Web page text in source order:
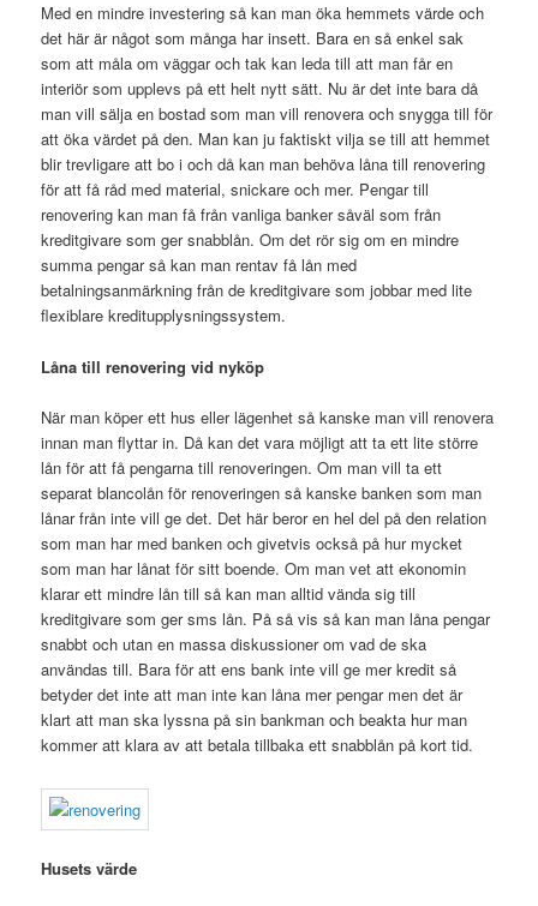
Med en mindre investering så kan man öka hemmets värde och
det här är något som många har insett. Bara en så enkel sak
som att måla om väggar och tak kan leda till att man får en
interiör som upplevs på ett helt nytt sätt. Nu är det inte bara då
man vill sälja en bostad som man vill renovera och snygga till för
att öka värdet på den. Man kan ju faktiskt vilja se till att hemmet
blir trevligare att bo i och då kan man behöva låna till renovering
för att få råd med material, snickare och mer. Pengar till
renovering kan man få från vanliga banker såväl som från
kreditgivare som ger snabblån. Om det rör sig om en mindre
summa pengar så kan man rentav få lån med
betalningsanmärkning från de kreditgivare som jobbar med lite
flexiblare kreditupplysningssystem.
Låna till renovering vid nyköp
När man köper ett hus eller lägenhet så kanske man vill renovera
innan man flyttar in. Då kan det vara möjligt att ta ett lite större
lån för att få pengarna till renoveringen. Om man vill ta ett
separat blancolån för renoveringen så kanske banken som man
lånar från inte vill ge det. Det här beror en hel del på den relation
som man har med banken och givetvis också på hur mycket
som man har lånat för sitt boende. Om man vet att ekonomin
klarar ett mindre lån till så kan man alltid vända sig till
kreditgivare som ger sms lån. På så vis så kan man låna pengar
snabbt och utan en massa diskussioner om vad de ska
användas till. Bara för att ens bank inte vill ge mer kredit så
betyder det inte att man inte kan låna mer pengar men det är
klart att man ska lyssna på sin bankman och beakta hur man
kommer att klara av att betala tillbaka ett snabblån på kort tid.
Husets värde